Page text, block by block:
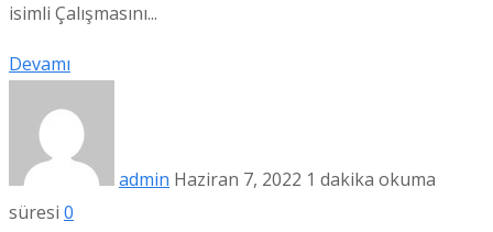
isimli Çalışmasını...
Devamı
admin Haziran 7, 2022 1 dakika okuma
süresi 0